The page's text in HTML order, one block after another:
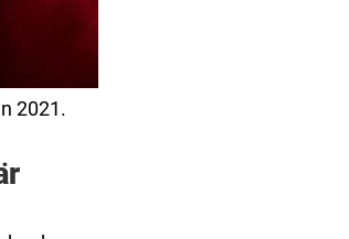
2021.